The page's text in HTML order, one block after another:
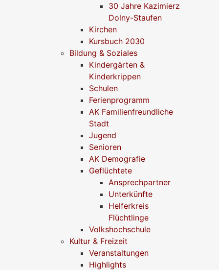
30 Jahre Kazimierz
Dolny-Staufen
Kirchen
Kursbuch 2030
Bildung & Soziales
Kindergärten &
Kinderkrippen
Schulen
Ferienprogramm
AK Familienfreundliche
Stadt
Jugend
Senioren
AK Demografie
Geflüchtete
Ansprechpartner
Unterkünfte
Helferkreis
Flüchtlinge
Volkshochschule
Kultur & Freizeit
Veranstaltungen
Highlights